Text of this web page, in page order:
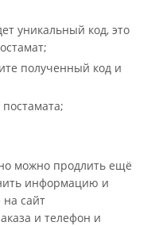
уникальный код, это
полученный код и
можно продлить ещё
информацию и
сайт
и телефон и